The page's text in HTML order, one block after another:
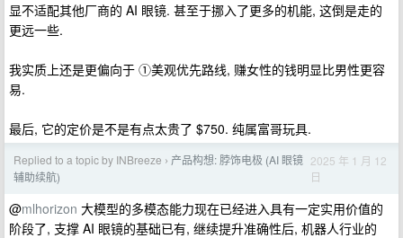
显不适配其他厂商的 AI 眼镜. 甚至于挪入了更多的机能, 这倒是走的
更远一些.
我实质上还是更偏向于 ①美观优先路线, 赚女性的钱明显比男性更容
易.
最后, 它的定价是不是有点太贵了 $750. 纯属富哥玩具.
Replied to a topic by INBreeze › 产品构想: 脖饰电极 (AI 眼镜
辅助续航)
2025 年 1 月 12
日
@mlhorizon 大模型的多模态能力现在已经进入具有一定实用价值的
阶段了, 支撑 AI 眼镜的基础已有, 继续提升准确性后, 机器人行业的